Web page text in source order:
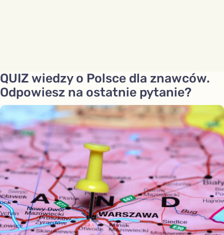
QUIZ wiedzy o Polsce dla znawców.
Odpowiesz na ostatnie pytanie?